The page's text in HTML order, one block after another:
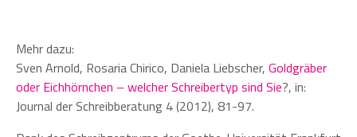
Mehr dazu:
Sven Arnold, Rosaria Chirico, Daniela Liebscher, Goldgräber
oder Eichhörnchen – welcher Schreibertyp sind Sie?, in:
Journal der Schreibberatung 4 (2012), 81-97.